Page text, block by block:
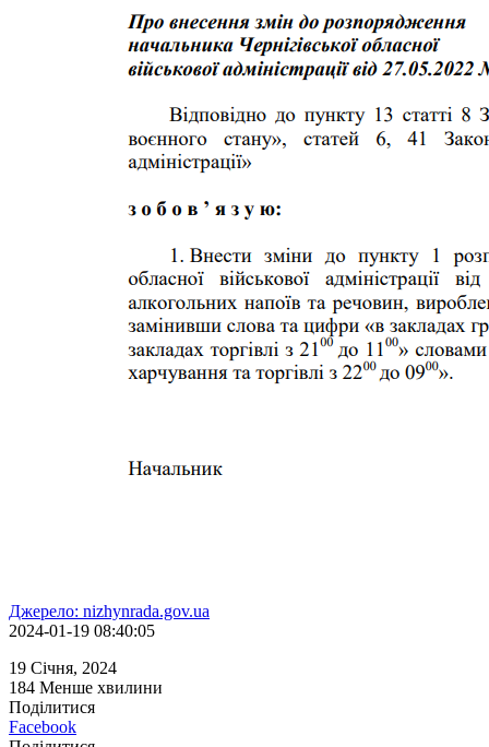
Джерело: nizhynrada.gov.ua
2024-01-19 08:40:05
19 Січня, 2024
184 Менше хвилини
Поділитися
Facebook